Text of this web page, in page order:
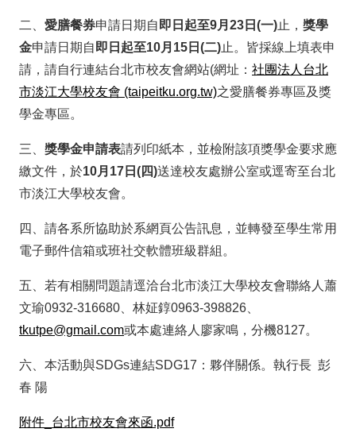
二、 愛膳餐券申請日期自 即日起至9月23日(一)止， 獎學
金申請日期自 即日起至10月15日(二)止。皆採線上填表申
請，請自行連結台北市校友會網站(網址： 社團法人台北
市淡江大學校友會 (taipeitku.org.tw)之愛膳餐券專區及獎
學金專區。
三、 獎學金申請表請列印紙本，並檢附該項獎學金要求應
繳文件，於10月17日(四)送達校友處辦公室或逕寄至台北
市淡江大學校友會。
四、請各系所協助於系網頁公告訊息，並轉發至學生常用
電子郵件信箱或班社交軟體班級群組。
五、若有相關問題請逕洽台北市淡江大學校友會聯絡人蕭
文瑜0932-316680、 林姃錞0963-398826、
tkutpe@gmail.com或本處連絡人廖家鳴，分機8127。
六、本活動與SDGs連結SDG17：夥伴關係。執行長 彭
春 陽
附件_台北市校友會來函.pdf